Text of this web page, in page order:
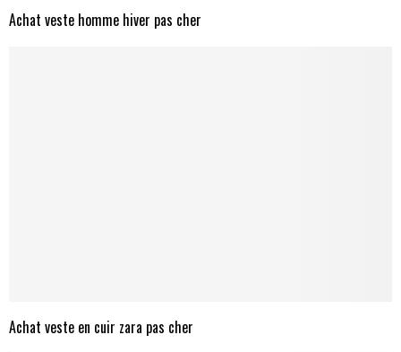
Achat veste homme hiver pas cher
Achat veste en cuir zara pas cher